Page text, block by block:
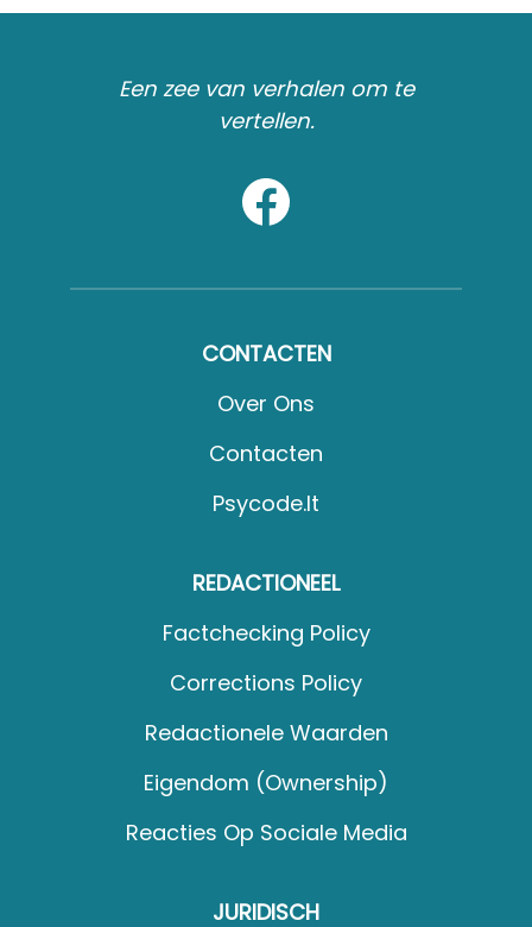
Een zee van verhalen om te
vertellen.
CONTACTEN
Over Ons
Contacten
Psycode.it
REDACTIONEEL
Factchecking Policy
Corrections Policy
Redactionele Waarden
Eigendom (Ownership)
Reacties Op Sociale Media
JURIDISCH